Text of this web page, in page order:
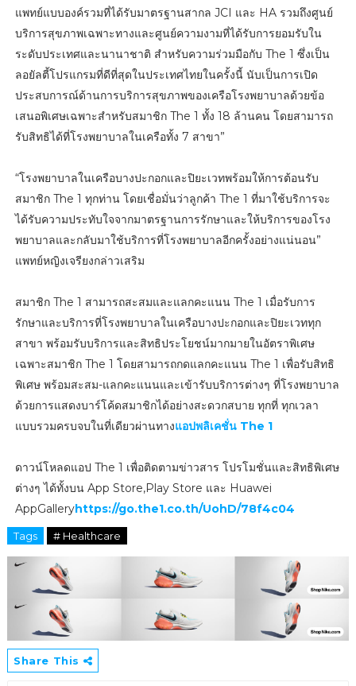
แพทย์แบบองค์รวมที่ได้รับมาตรฐานสากล JCI และ HA รวมถึงศูนย์
บริการสุขภาพเฉพาะทางและศูนย์ความงามที่ได้รับการยอมรับใน
ระดับประเทศและนานาชาติ สำหรับความร่วมมือกับ The 1 ซึ่งเป็น
ลอยัลตี้โปรแกรมที่ดีที่สุดในประเทศไทยในครั้งนี้ นับเป็นการเปิด
ประสบการณ์ด้านการบริการสุขภาพของเครือโรงพยาบาลด้วยข้อ
เสนอพิเศษเฉพาะสำหรับสมาชิก The 1 ทั้ง 18 ล้านคน โดยสามารถ
รับสิทธิได้ที่โรงพยาบาลในเครือทั้ง 7 สาขา”
“โรงพยาบาลในเครือบางปะกอกและปิยะเวทพร้อมให้การต้อนรับ
สมาชิก The 1 ทุกท่าน โดยเชื่อมั่นว่าลูกค้า The 1 ที่มาใช้บริการจะ
ได้รับความประทับใจจากมาตรฐานการรักษาและให้บริการของโรง
พยาบาลและกลับมาใช้บริการที่โรงพยาบาลอีกครั้งอย่างแน่นอน”
แพทย์หญิงเจรียงกล่าวเสริม
สมาชิก The 1 สามารถสะสมและแลกคะแนน The 1 เมื่อรับการ
รักษาและบริการที่โรงพยาบาลในเครือบางปะกอกและปิยะเวททุก
สาขา พร้อมรับบริการและสิทธิประโยชน์มากมายในอัตราพิเศษ
เฉพาะสมาชิก The 1 โดยสามารถกดแลกคะแนน The 1 เพื่อรับสิทธิ
พิเศษ พร้อมสะสม-แลกคะแนนและเข้ารับบริการต่างๆ ที่โรงพยาบาล
ด้วยการแสดงบาร์โค้ดสมาชิกได้อย่างสะดวกสบาย ทุกที่ ทุกเวลา
แบบรวมครบจบในที่เดียวผ่านทางแอปพลิเคชั่น The 1
ดาวน์โหลดแอป The 1 เพื่อติดตามข่าวสาร โปรโมชั่นและสิทธิพิเศษ
ต่างๆ ได้ทั้งบน App Store,Play Store และ Huawei
AppGalleryhttps://go.the1.co.th/UohD/78f4c04
Tags # Healthcare
Share This